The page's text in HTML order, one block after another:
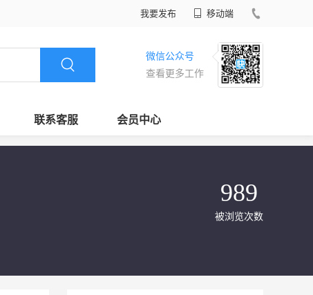
我要发布 移动端
微信公众号
查看更多工作
联系客服 会员中心
989
被浏览次数